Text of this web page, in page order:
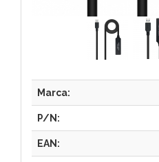
Marca:
P/N:
EAN: